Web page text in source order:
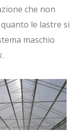
che non
le lastre si
maschio
.